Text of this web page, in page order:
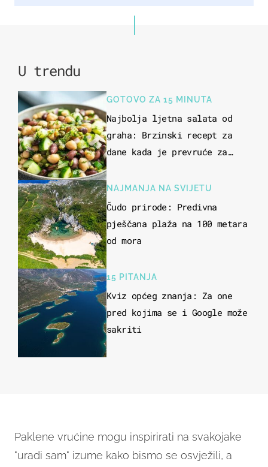
U trendu
GOTOVO ZA 15 MINUTA
Najbolja ljetna salata od
graha: Brzinski recept za
dane kada je prevruće za
NAJMANJA NA SVIJETU
Čudo prirode: Predivna
pješčana plaža na 100 metara
od mora
15 PITANJA
Kviz općeg znanja: Za one
pred kojima se i Google može
sakriti
Paklene vrućine mogu inspirirati na svakojake
"uradi sam" izume kako bismo se osvježili, a